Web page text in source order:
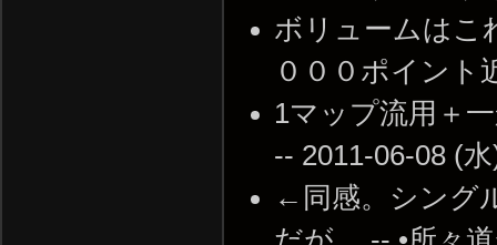
ボリュームはこ
０００ポイント
1マップ流用＋
-- 2011-06-08 (
←同感。シング